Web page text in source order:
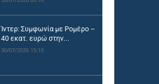
Ίντερ: Συμφωνία με Ρομέρο –
40 εκατ. ευρώ στην...
30/07/2026 15:10